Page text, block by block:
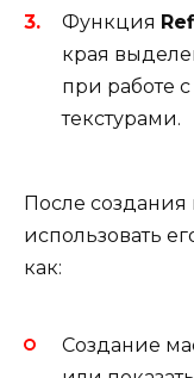
Функция
края
при работе
текстурами.
После
использовать
как:
Создание